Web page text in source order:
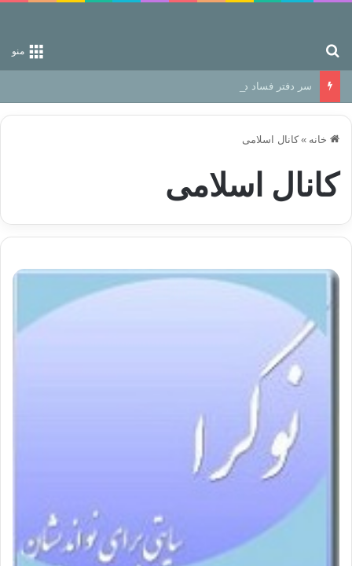
منو
سر دفتر فساد در زمین‌، دوری وکناره‌گیری از راه خداست‌!
خانه » کانال اسلامی
کانال اسلامی